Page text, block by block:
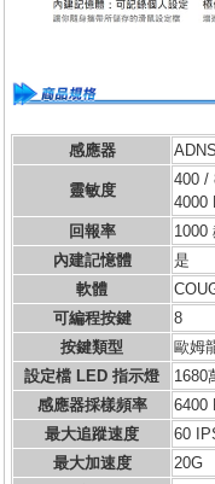
感應器
靈敏度
400 /
4000
回報率
1000
內建記憶體
是
軟體
可編程按鍵
8
按鍵類型
歐姆
設定檔 LED 指示燈
1680
感應器採樣頻率
6400
最大追蹤速度
60
最大加速度
20G